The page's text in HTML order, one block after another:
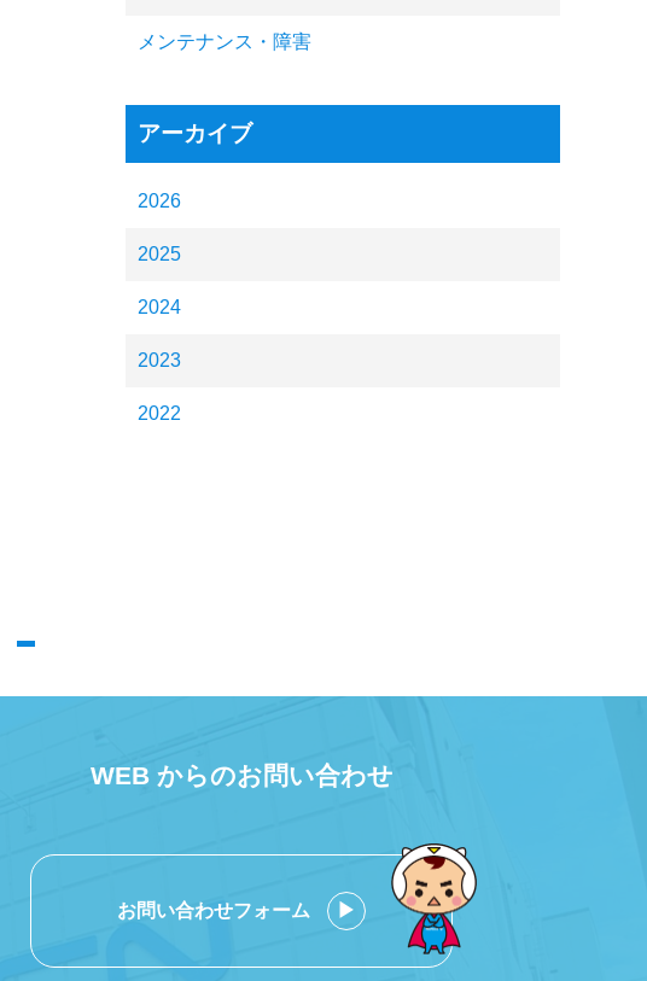
メンテナンス・障害
アーカイブ
2026
2025
2024
2023
2022
WEB からのお問い合わせ
お問い合わせフォーム